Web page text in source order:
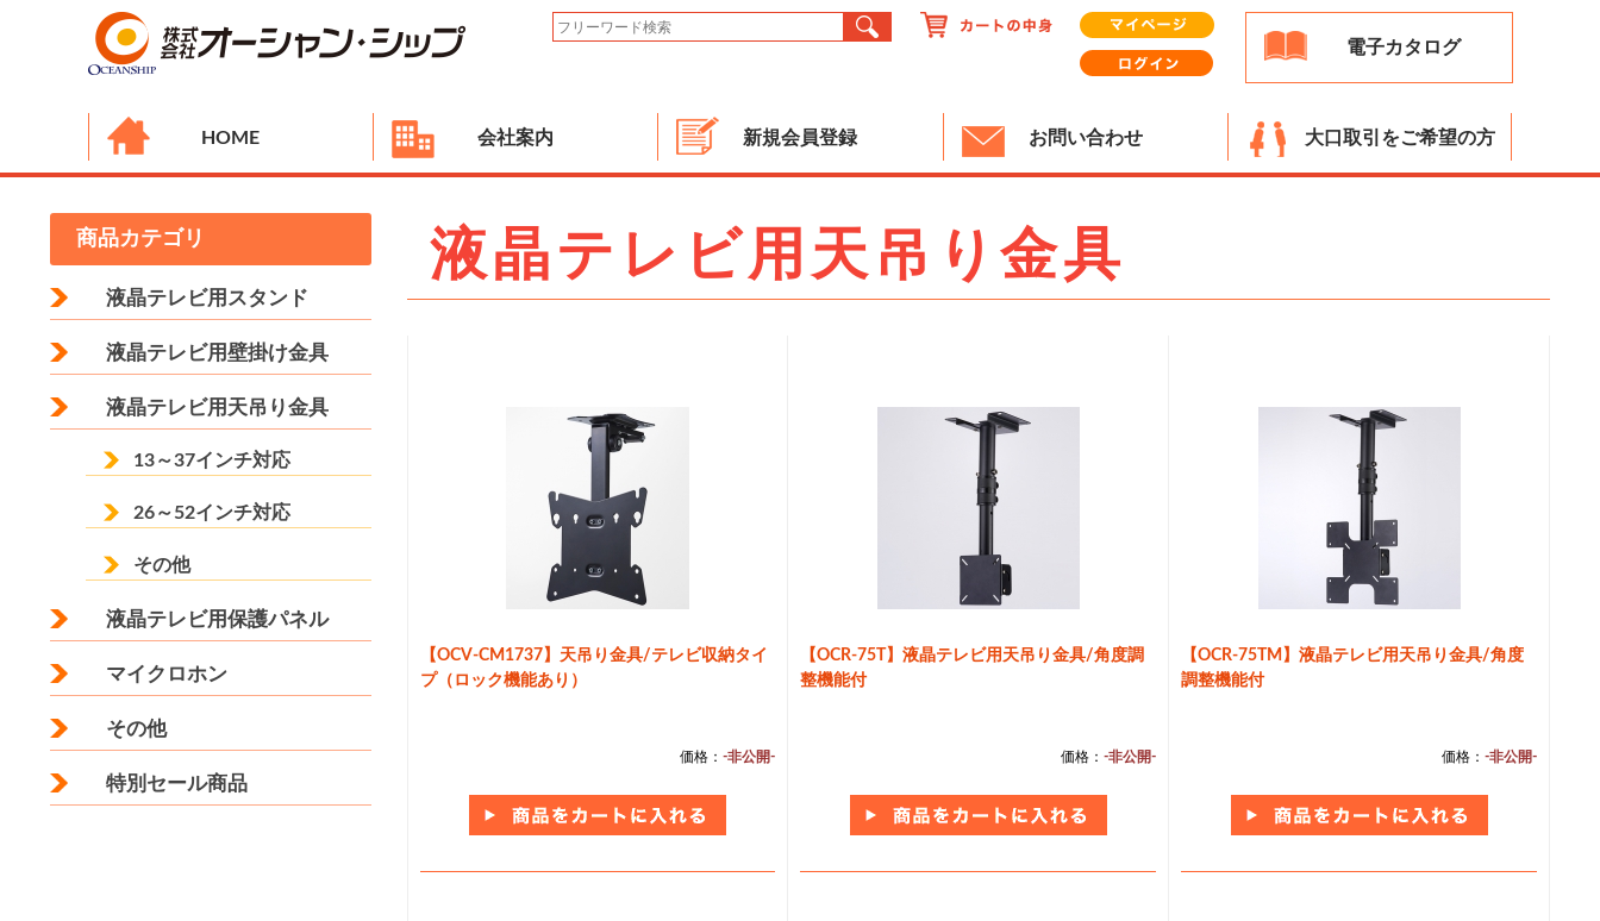
電子カタログ
HOME 会社案内 新規会員登録 お問い合わせ 大口取引をご希望の方
液晶テレビ用天吊り金具
【OCV-CM1737】天吊り金具/テレビ収納タイ
プ（ロック機能あり）
価格： -非公開-
【OCR-75T】液晶テレビ用天吊り金具/角度調
整機能付
価格： -非公開-
【OCR-75TM】液晶テレビ用天吊り金具/角度
調整機能付
価格： -非公開-
商品カテゴリ
液晶テレビ用スタンド
液晶テレビ用壁掛け金具
液晶テレビ用天吊り金具
13～37インチ対応
26～52インチ対応
その他
液晶テレビ用保護パネル
マイクロホン
その他
特別セール商品